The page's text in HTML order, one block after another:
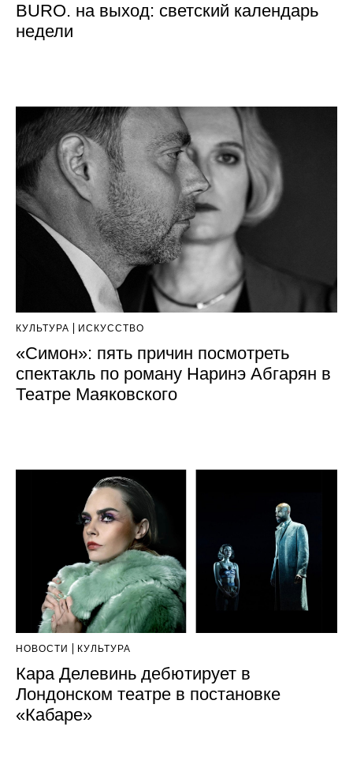
BURO. на выход: светский календарь
недели
КУЛЬТУРА ИСКУССТВО
«Симон»: пять причин посмотреть
спектакль по роману Наринэ Абгарян в
Театре Маяковского
НОВОСТИ КУЛЬТУРА
Кара Делевинь дебютирует в
Лондонском театре в постановке
«Кабаре»